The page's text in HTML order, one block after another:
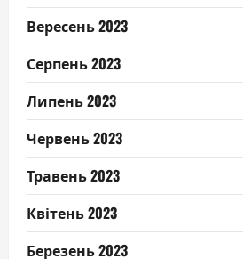
Вересень 2023
Серпень 2023
Липень 2023
Червень 2023
Травень 2023
Квітень 2023
Березень 2023